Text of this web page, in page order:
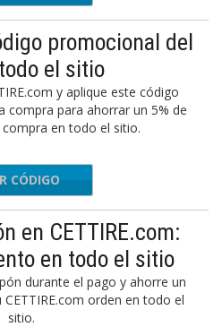
promocional del
el sitio
y aplique este código
compra para ahorrar un 5% de
en todo el sitio.
AUGUST5
CÓDIGO
en CETTIRE.com:
en todo el sitio
durante el pago y ahorre un
orden en todo el
sitio.